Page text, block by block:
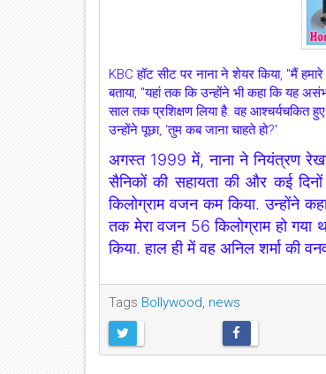
KBC हॉट सीट पर नाना ने शेयर किया, "मैं
बताया, "यहां तक ​​कि उन्होंने भी कहा कि यह
साल तक प्रशिक्षण लिया है. वह आश्चर्यचकित
उन्होंने पूछा, ‘तुम कब जाना चाहते हो?'
अगस्त 1999 में, नाना ने नियंत्रण
सैनिकों की सहायता की और कई
किलोग्राम वजन कम किया. उन्होंने
तक मेरा वजन 56 किलोग्राम हो गया
किया. हाल ही में वह अनिल शर्मा की
Tags Bollywood, news